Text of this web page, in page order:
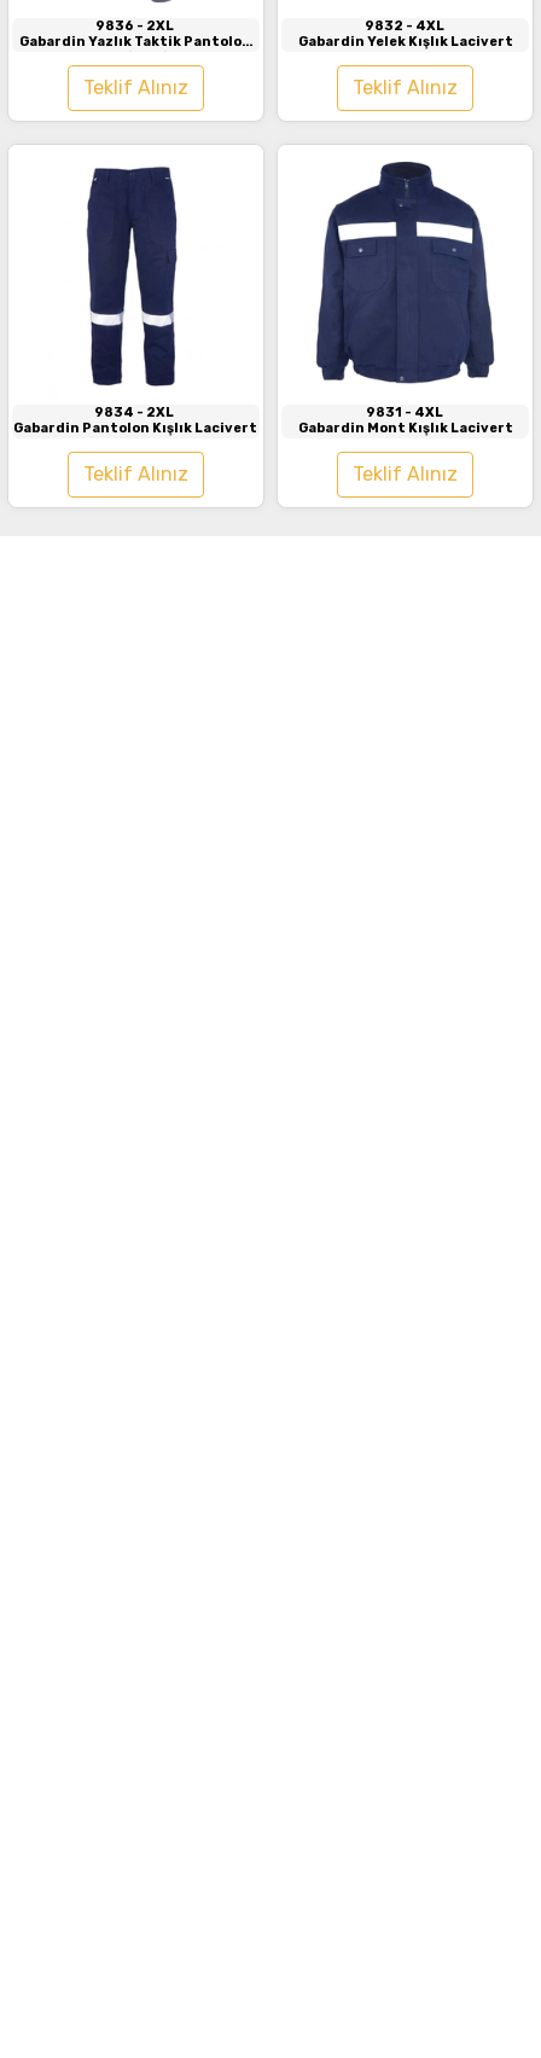
9836 - 2XL
Gabardin Yazlık Taktik Pantolon
Teklif Alınız
9832 - 4XL
Gabardin Yelek Kışlık Lacivert
Teklif Alınız
İncele
9834 - 2XL
Gabardin Pantolon Kışlık Lacivert
Teklif Alınız
9831 - 4XL
Gabardin Mont Kışlık Lacivert
Teklif Alınız